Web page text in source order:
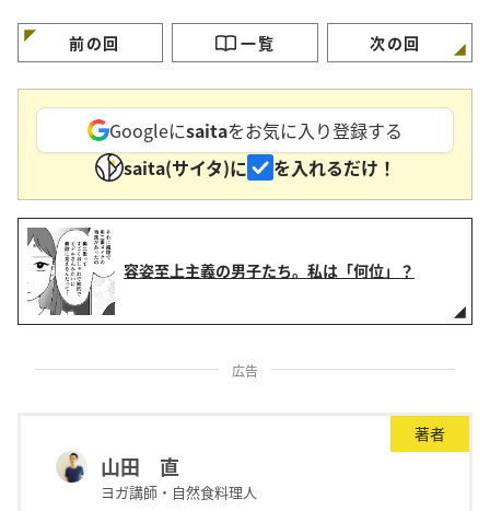
前の回 一覧 次の回
Googleにsaitaをお気に入り登録する
saita(サイタ)に
を入れるだけ！
容姿至上主義の男子たち。私は「何位」？
広告
著者
山田 直
ヨガ講師・自然食料理人